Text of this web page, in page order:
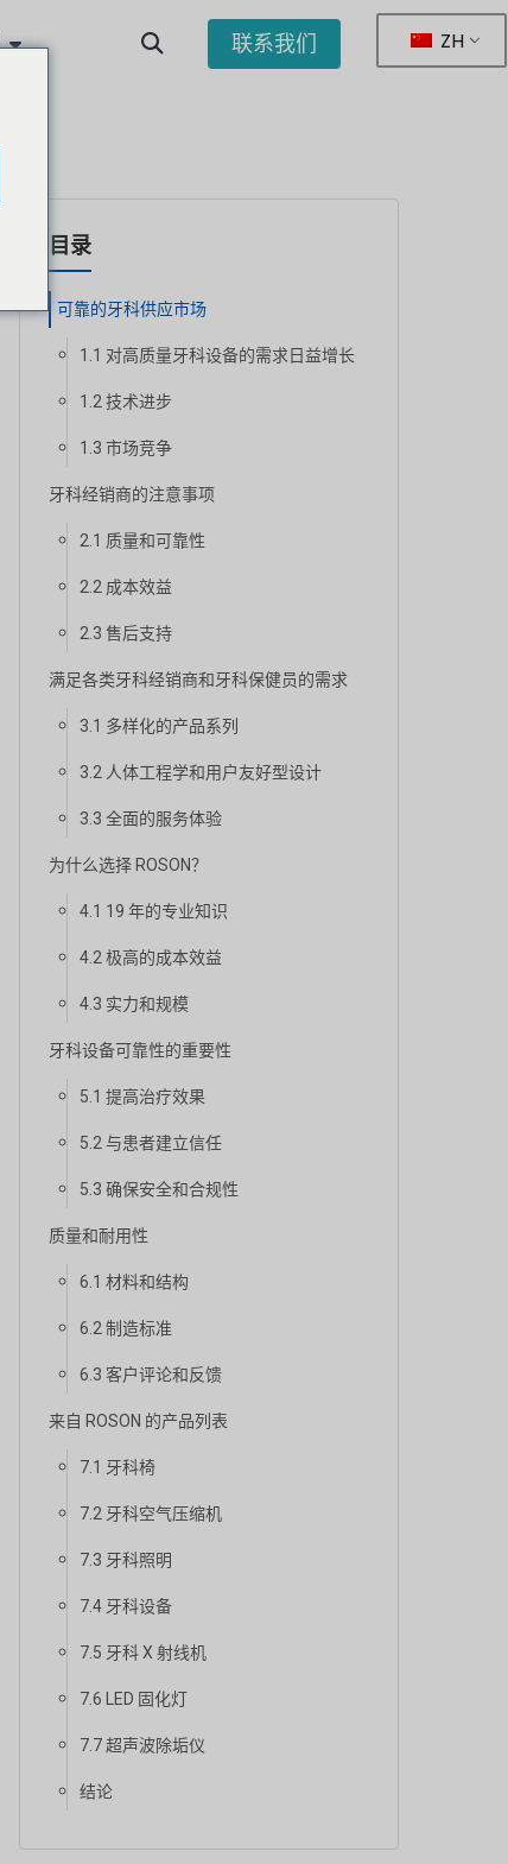
联系我们 ZH
目录
可靠的牙科供应市场
1.1 对高质量牙科设备的需求日益增长
1.2 技术进步
1.3 市场竞争
牙科经销商的注意事项
2.1 质量和可靠性
2.2 成本效益
2.3 售后支持
满足各类牙科经销商和牙科保健员的需求
3.1 多样化的产品系列
3.2 人体工程学和用户友好型设计
3.3 全面的服务体验
为什么选择 ROSON？
4.1 19 年的专业知识
4.2 极高的成本效益
4.3 实力和规模
牙科设备可靠性的重要性
5.1 提高治疗效果
5.2 与患者建立信任
5.3 确保安全和合规性
质量和耐用性
6.1 材料和结构
6.2 制造标准
6.3 客户评论和反馈
来自 ROSON 的产品列表
7.1 牙科椅
7.2 牙科空气压缩机
7.3 牙科照明
7.4 牙科设备
7.5 牙科 X 射线机
7.6 LED 固化灯
7.7 超声波除垢仪
结论